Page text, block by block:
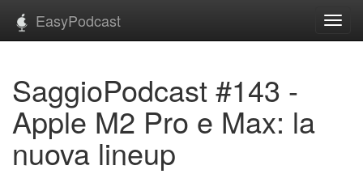
EasyPodcast
SaggioPodcast #143 -
Apple M2 Pro e Max: la
nuova lineup